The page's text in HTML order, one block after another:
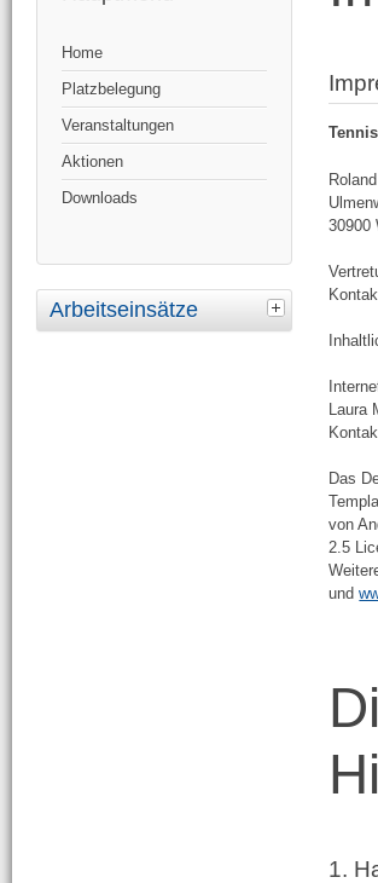
Home
Platzbelegung
Veranstaltungen
Aktionen
Downloads
Arbeitseinsätze
30900
Laura
Das
von
2.5
und
1.